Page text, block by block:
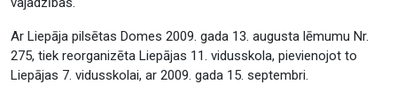
Ar Liepāja pilsētas Domes 2009. gada 13. augusta lēmumu Nr.
275, tiek reorganizēta Liepājas 11. vidusskola, pievienojot to
Liepājas 7. vidusskolai, ar 2009. gada 15. septembri.